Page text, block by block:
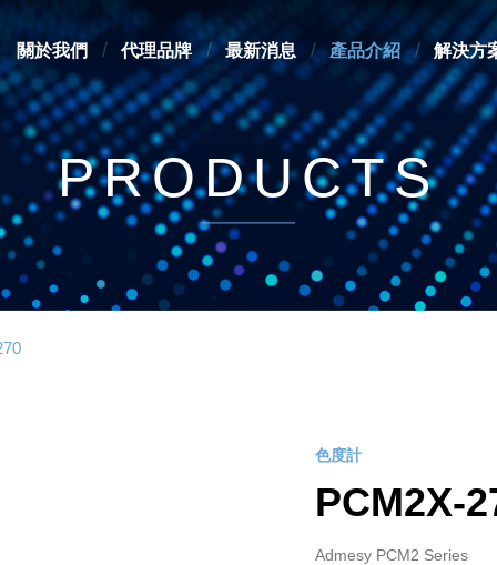
關於我們 代理品牌 最新消息 產品介紹 解決方
PRODUCTS
色度計
PCM2X-
Admesy PCM2 Series